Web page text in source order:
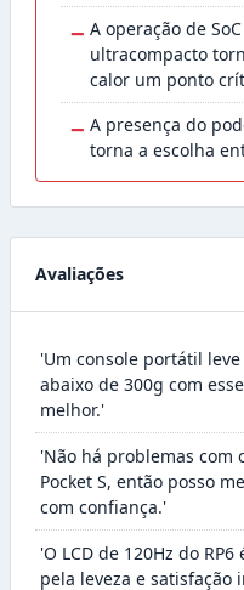
− A operação de
ultracompacto
calor um ponto
− A presença do
torna a escolha
Avaliações
'Um console portátil
abaixo de 300g com
melhor.'
'Não há problemas com
Pocket S, então posso
com confiança.'
'O LCD de 120Hz do
pela leveza e satisfação